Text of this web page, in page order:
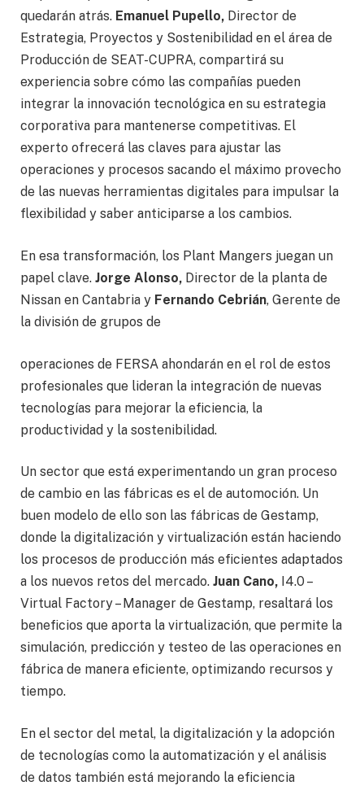
quedarán atrás. Emanuel Pupello, Director de
Estrategia, Proyectos y Sostenibilidad en el área de
Producción de SEAT-CUPRA, compartirá su
experiencia sobre cómo las compañías pueden
integrar la innovación tecnológica en su estrategia
corporativa para mantenerse competitivas. El
experto ofrecerá las claves para ajustar las
operaciones y procesos sacando el máximo provecho
de las nuevas herramientas digitales para impulsar la
flexibilidad y saber anticiparse a los cambios.
En esa transformación, los Plant Mangers juegan un
papel clave. Jorge Alonso, Director de la planta de
Nissan en Cantabria y Fernando Cebrián, Gerente de
la división de grupos de
operaciones de FERSA ahondarán en el rol de estos
profesionales que lideran la integración de nuevas
tecnologías para mejorar la eficiencia, la
productividad y la sostenibilidad.
Un sector que está experimentando un gran proceso
de cambio en las fábricas es el de automoción. Un
buen modelo de ello son las fábricas de Gestamp,
donde la digitalización y virtualización están haciendo
los procesos de producción más eficientes adaptados
a los nuevos retos del mercado. Juan Cano, I4.0 –
Virtual Factory – Manager de Gestamp, resaltará los
beneficios que aporta la virtualización, que permite la
simulación, predicción y testeo de las operaciones en
fábrica de manera eficiente, optimizando recursos y
tiempo.
En el sector del metal, la digitalización y la adopción
de tecnologías como la automatización y el análisis
de datos también está mejorando la eficiencia